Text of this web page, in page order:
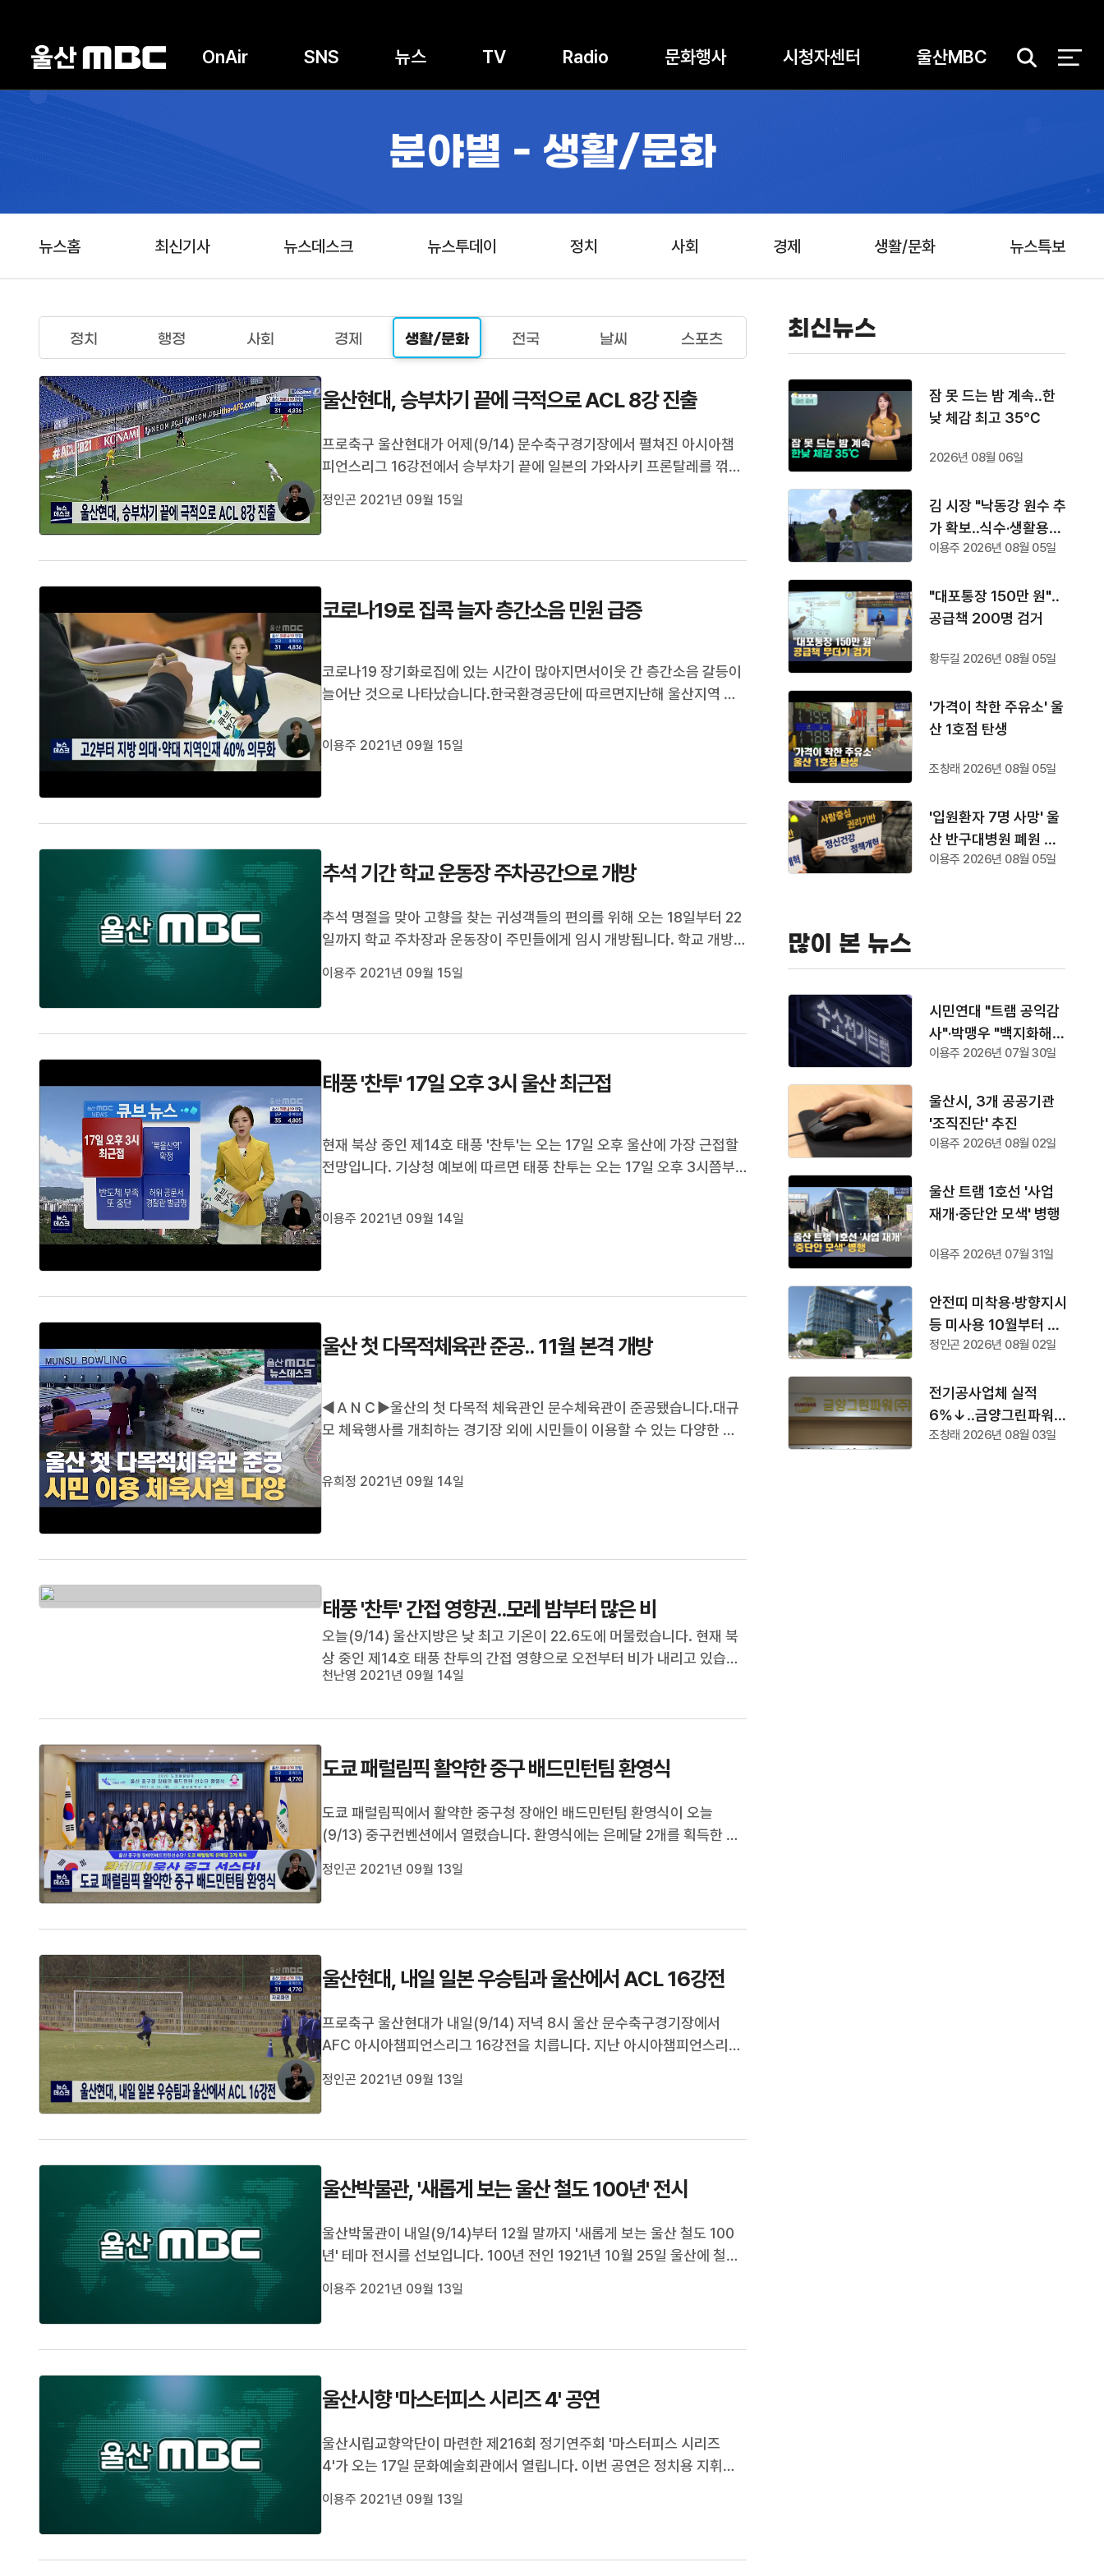
OnAir SNS 뉴스 TV Radio 문화행사 시청자센터 울산MBC
검
분야별 - 생활/문화
뉴스홈 최신기사 뉴스데스크 뉴스투데이 정치 사회 경제 생활/문화 뉴스특보
정치 행정 사회 경제 생활/문화 전국 날씨 스포츠
울산현대, 승부차기 끝에 극적으로 ACL 8강 진출
프로축구 울산현대가 어제(9/14) 문수축구경기장에서 펼쳐진 아시아챔
피언스리그 16강전에서 승부차기 끝에 일본의 가와사키 프론탈레를 꺾고
는 조현우의 선방 활약으로 승부차기에서 가와사키를 3대2로 제압하고 8
정인곤 2021년 09월 15일
코로나19로 집콕 늘자 층간소음 민원 급증
코로나19 장기화로집에 있는 시간이 많아지면서이웃 간 층간소음 갈등이
늘어난 것으로 나타났습니다.한국환경공단에 따르면지난해 울산지역 콜
2.7배 증가했습니다.특히 코로나19가 장기화되면서올해 1월부터 6월까
이용주 2021년 09월 15일
추석 기간 학교 운동장 주차공간으로 개방
추석 명절을 맞아 고향을 찾는 귀성객들의 편의를 위해 오는 18일부터 22
일까지 학교 주차장과 운동장이 주민들에게 임시 개방됩니다. 학교 개방
산시교육청은 주차 이용자는 긴급한 경우에 대비해 차량에 연락처를 남겨
이용주 2021년 09월 15일
태풍 '찬투' 17일 오후 3시 울산 최근접
현재 북상 중인 제14호 태풍 '찬투'는 오는 17일 오후 울산에 가장 근접할
전망입니다. 기상청 예보에 따르면 태풍 찬투는 오는 17일 오후 3시쯤부
인 태풍의 영향권에 들면강풍과 함께 많은 비가 내리겠다며태풍 피해 예방
이용주 2021년 09월 14일
울산 첫 다목적체육관 준공.. 11월 본격 개방
◀ＡＮＣ▶울산의 첫 다목적 체육관인 문수체육관이 준공됐습니다.대규
모 체육행사를 개최하는 경기장 외에 시민들이 이용할 수 있는 다양한 실
국체전도 이곳에서 열릴 예정입니다.유희정 기자.◀ＥＮＤ▶◀ＶＣＲ▶
유희정 2021년 09월 14일
태풍 '찬투' 간접 영향권..모레 밤부터 많은 비
오늘(9/14) 울산지방은 낮 최고 기온이 22.6도에 머물렀습니다. 현재 북
상 중인 제14호 태풍 찬투의 간접 영향으로 오전부터 비가 내리고 있습니
다. 비는 내일 오전까지 이어지겠고 예상되는 비의 강우량은 10~40mm
습니다. //
천난영 2021년 09월 14일
도쿄 패럴림픽 활약한 중구 배드민턴팀 환영식
도쿄 패럴림픽에서 활약한 중구청 장애인 배드민턴팀 환영식이 오늘
(9/13) 중구컨벤션에서 열렸습니다. 환영식에는 은메달 2개를 획득한 김
인사와 포상금을 전달했습니다. //
정인곤 2021년 09월 13일
울산현대, 내일 일본 우승팀과 울산에서 ACL 16강전
프로축구 울산현대가 내일(9/14) 저녁 8시 울산 문수축구경기장에서
AFC 아시아챔피언스리그 16강전을 치릅니다. 지난 아시아챔피언스리그
으로 불러들일 예정입니다. 아시아챔피언스리그 역대 최다인 15연승을 기
정인곤 2021년 09월 13일
울산박물관, '새롭게 보는 울산 철도 100년' 전시
울산박물관이 내일(9/14)부터 12월 말까지 '새롭게 보는 울산 철도 100
년' 테마 전시를 선보입니다. 100년 전인 1921년 10월 25일 울산에 철도
등을 소개합니다. 전시회에서는 1921년 경동선과 성남동 울산역, 1935년
이용주 2021년 09월 13일
울산시향 '마스터피스 시리즈 4' 공연
울산시립교향악단이 마련한 제216회 정기연주회 '마스터피스 시리즈
4'가 오는 17일 문화예술회관에서 열립니다. 이번 공연은 정치용 지휘자
품61'과 드보르자크 '교향곡 제6번 D장조 작품60'을 선보입니다.
이용주 2021년 09월 13일
최신뉴스
잠 못 드는 밤 계속‥한
낮 체감 최고 35℃
2026년 08월 06일
김 시장 "낙동강 원수 추
가 확보‥식수·생활용수
공급"
이용주 2026년 08월 05일
"대포통장 150만 원"‥
공급책 200명 검거
황두길 2026년 08월 05일
'가격이 착한 주유소' 울
산 1호점 탄생
조창래 2026년 08월 05일
'입원환자 7명 사망' 울
산 반구대병원 폐원 수
순
이용주 2026년 08월 05일
많이 본 뉴스
시민연대 "트램 공익감
사"·박맹우 "백지화해
야"
이용주 2026년 07월 30일
울산시, 3개 공공기관
'조직진단' 추진
이용주 2026년 08월 02일
울산 트램 1호선 '사업
재개·중단안 모색' 병행
이용주 2026년 07월 31일
안전띠 미착용·방향지시
등 미사용 10월부터 단
속
정인곤 2026년 08월 02일
전기공사업체 실적
6%↓‥금양그린파워
'수주 1위'
조창래 2026년 08월 03일